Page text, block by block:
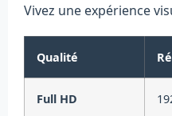
Vivez une expérience
Qualité
Full HD